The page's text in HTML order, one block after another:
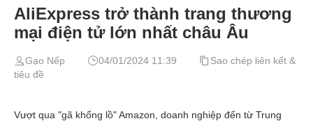
AliExpress trở thành trang thương
mại điện tử lớn nhất châu Âu
Gạo Nếp 04/01/2024 11:39
Sao chép liên kết &
tiêu đề